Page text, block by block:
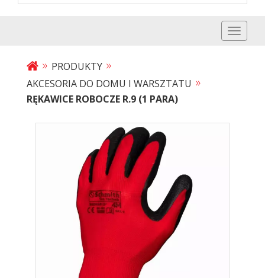
Toggle
» PRODUKTY »
AKCESORIA DO DOMU I WARSZTATU »
RĘKAWICE ROBOCZE R.9 (1 PARA)